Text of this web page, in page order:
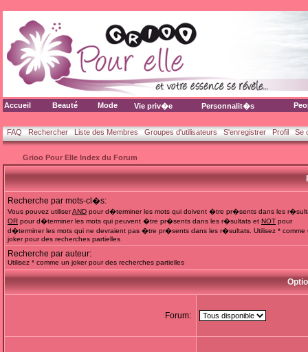
Accueil Beauté Mode Vie priv�e Personnalit�s
FAQ Rechercher Liste des Membres Groupes d'utilisateurs S'enregistrer Profil Se
Grioo Pour Elle Index du Forum
Recherche par mots-cl�s:
Vous pouvez utiliserAND pour d�terminer les mots qui doivent �tre pr�sents dans les
OR pour d�terminer les mots qui peuvent �tre pr�sents dans les r�sultats et NOT pour
d�terminer les mots qui ne devraient pas �tre pr�sents dans les r�sultats. Utilisez * comme
joker pour des recherches partielles
Recherche par auteur:
Utilisez * comme un joker pour des recherches partielles
Forum: